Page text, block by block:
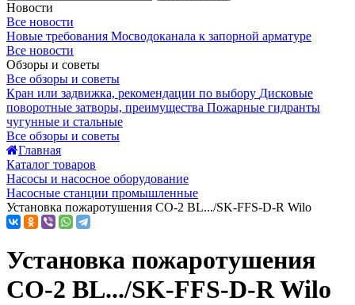
Новости
Все новости
Новые требования Мосводоканала к запорной арматуре
Все новости
Обзоры и советы
Все обзоры и советы
Кран или задвижка, рекомендации по выбору Дисковые
поворотные затворы, преимущества Пожарные гидранты
чугунные и стальные
Все обзоры и советы
Главная
Каталог товаров
Насосы и насосное оборудование
Насосные станции промышленные
Установка пожаротушения CO-2 BL.../SK-FFS-D-R Wilo
Установка пожаротушения
CO-2 BL.../SK-FFS-D-R Wilo